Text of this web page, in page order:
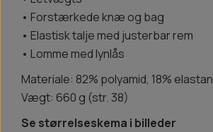
• Forstærkede knæ og bag
• Elastisk talje med justerbar rem
• Lomme med lynlås
Materiale: 82% polyamid, 18% elastan
Vægt: 660 g (str. 38)
Se størrelseskema i billeder